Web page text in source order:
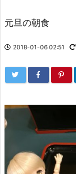
元旦の朝食
2018-01-06 02:51